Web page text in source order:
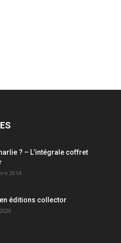
? – L’intégrale coffret
2014
en éditions collector